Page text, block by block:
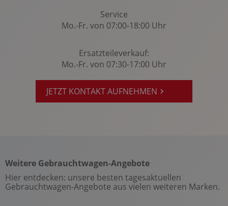
Service
Mo.-Fr. von 07:00-18:00 Uhr
Ersatzteileverkauf:
Mo.-Fr. von 07:30-17:00 Uhr
JETZT KONTAKT AUFNEHMEN
Weitere Gebrauchtwagen-Angebote
Hier entdecken: unsere besten tagesaktuellen
Gebrauchtwagen-Angebote aus vielen weiteren Marken.